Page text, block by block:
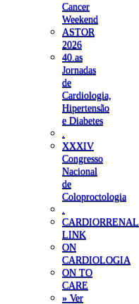
Cancer
Weekend
ASTOR
2026
40.as
Jornadas
de
Cardiologia,
Hipertensão
e Diabetes
XXXIV
Congresso
Nacional
de
Coloproctologia
CARDIORRENAL
LINK
ON
CARDIOLOGIA
ON TO
CARE
» Ver